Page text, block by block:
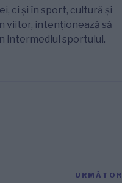
ci și în sport, cultură și
viitor, intenționează să
intermediul sportului.
URMĂTOR